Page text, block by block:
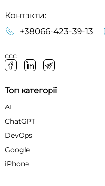
Контакти:
+38066-423-39-13
ссс
Топ категорії
AI
ChatGPT
DevOps
Google
iPhone